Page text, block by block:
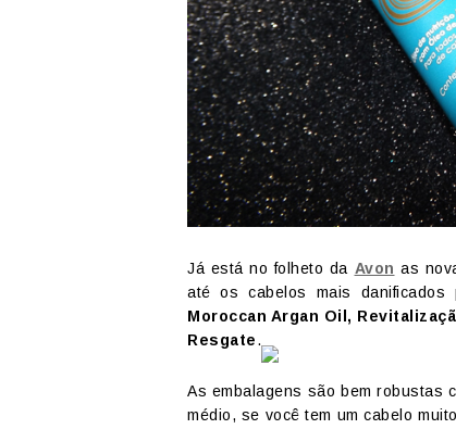
Já está no folheto da Avon as
até os cabelos mais
Moroccan Argan Oil,
Resgate.
As embalagens são bem robustas
médio, se você tem um cabelo